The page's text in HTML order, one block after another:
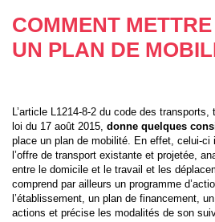
COMMENT
UN PLAN DE
L’article L1214-8-2 du code des
loi du 17 août 2015, donne quelques
place un plan de mobilité. En effet, celui-ci
l’offre de transport existante et projetée,
entre le domicile et le travail et les
comprend par ailleurs un programme
l’établissement, un plan de financement,
actions et précise les modalités de son